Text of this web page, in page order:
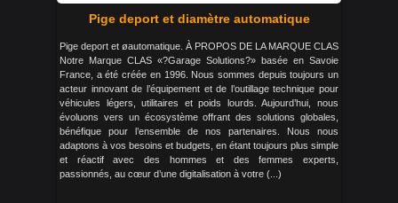
Pige deport et diamètre automatique
Pige deport et øautomatique. À PROPOS DE LA MARQUE CLAS
Notre Marque CLAS «?Garage Solutions?» basée en Savoie
France, a été créée en 1996. Nous sommes depuis toujours un
acteur innovant de l’équipement et de l’outillage technique pour
véhicules légers, utilitaires et poids lourds. Aujourd’hui, nous
évoluons vers un écosystème offrant des solutions globales,
bénéfique pour l’ensemble de nos partenaires. Nous nous
adaptons à vos besoins et budgets, en étant toujours plus simple
et réactif avec des hommes et des femmes experts,
passionnés, au cœur d’une digitalisation à votre (...)